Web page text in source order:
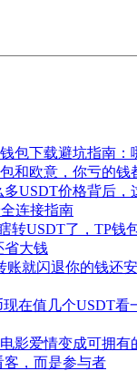
包下载避坑指南：
和欧意，你亏的钱
USDT价格背后，
连接指南
转USDT了，TP钱
省大钱
账就闪退你的钱还
在值几个USDT看
电影爱情变成可拥
，而是参与者